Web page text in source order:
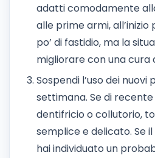
adatti comodamente
alle prime armi,
po’ di fastidio, ma la
migliorare con una cura
Sospendi l’uso dei
settimana. Se di
dentifricio o collutorio,
semplice e delicato. Se
hai individuato un